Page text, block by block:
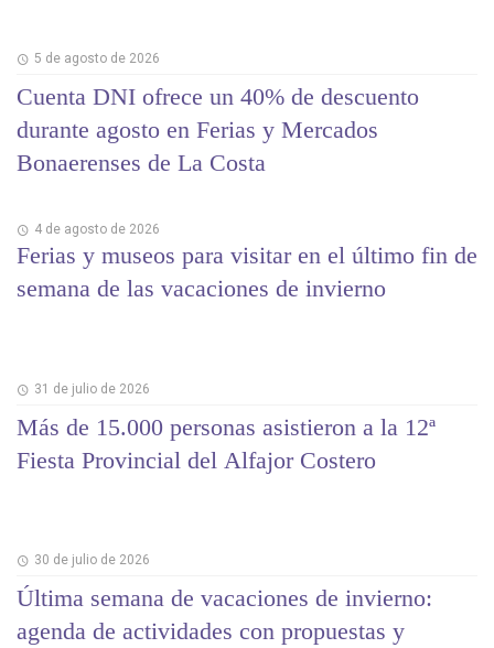
5 de agosto de 2026
Cuenta DNI ofrece un 40% de descuento
durante agosto en Ferias y Mercados
Bonaerenses de La Costa
4 de agosto de 2026
Ferias y museos para visitar en el último fin de
semana de las vacaciones de invierno
31 de julio de 2026
Más de 15.000 personas asistieron a la 12ª
Fiesta Provincial del Alfajor Costero
30 de julio de 2026
Última semana de vacaciones de invierno:
agenda de actividades con propuestas y